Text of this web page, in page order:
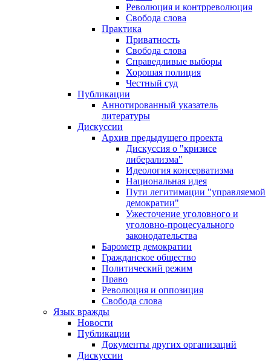
Революция и контрреволюция
Свобода слова
Практика
Приватность
Свобода слова
Справедливые выборы
Хорошая полиция
Честный суд
Публикации
Аннотированный указатель
литературы
Дискуссии
Архив предыдущего проекта
Дискуссия о "кризисе
либерализма"
Идеология консерватизма
Национальная идея
Пути легитимации "управляемой
демократии"
Ужесточение уголовного и
уголовно-процесуального
законодательства
Барометр демократии
Гражданское общество
Политический режим
Право
Революция и оппозиция
Свобода слова
Язык вражды
Новости
Публикации
Документы других организаций
Дискуссии